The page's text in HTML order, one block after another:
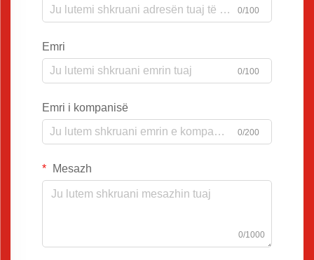
0/100
Emri
0/100
Emri i kompanisë
0/200
Mesazh
0/1000